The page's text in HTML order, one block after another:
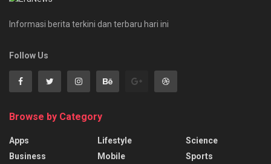
Informasi berita terkini dan terbaru hari ini
Follow Us
Browse by Category
Apps
Business
Lifestyle
Mobile
Science
Sports